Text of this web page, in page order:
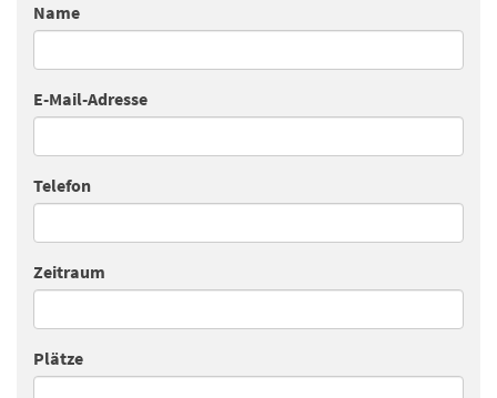
Name
E-Mail-Adresse
Telefon
Zeitraum
Plätze